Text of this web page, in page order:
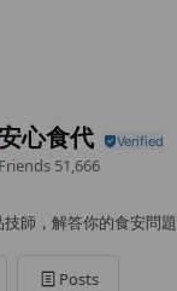
心食代
Friends 51,666
師，解答你的食安問題
Posts